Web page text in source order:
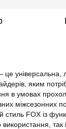
універсальна,
яким
в умовах
міжсезонних
стиль FOX із
використання, так